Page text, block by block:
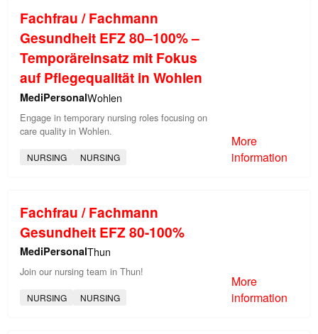
Fachfrau / Fachmann
Gesundheit EFZ 80–100% –
Temporäreinsatz mit Fokus
auf Pflegequalität in Wohlen
MediPersonalWohlen
Engage in temporary nursing roles focusing on
care quality in Wohlen.
NURSING NURSING
More
information
Fachfrau / Fachmann
Gesundheit EFZ 80-100%
MediPersonalThun
Join our nursing team in Thun!
NURSING NURSING
More
information